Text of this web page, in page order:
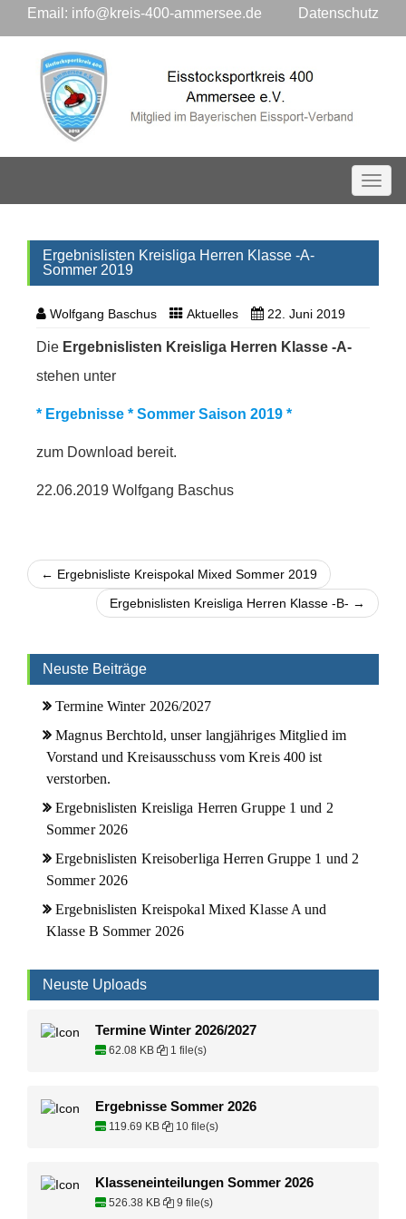
Email: info@kreis-400-ammersee.de Datenschutz
Ergebnislisten Kreisliga Herren Klasse -A-
Sommer 2019
Wolfgang Baschus Aktuelles 22. Juni 2019
Die Ergebnislisten Kreisliga Herren Klasse -A-
stehen unter
* Ergebnisse * Sommer Saison 2019 *
zum Download bereit.
22.06.2019 Wolfgang Baschus
← Ergebnisliste Kreispokal Mixed Sommer 2019
Ergebnislisten Kreisliga Herren Klasse -B- →
Neuste Beiträge
Termine Winter 2026/2027
Magnus Berchtold, unser langjähriges Mitglied im
Vorstand und Kreisausschuss vom Kreis 400 ist
verstorben.
Ergebnislisten Kreisliga Herren Gruppe 1 und 2
Sommer 2026
Ergebnislisten Kreisoberliga Herren Gruppe 1 und 2
Sommer 2026
Ergebnislisten Kreispokal Mixed Klasse A und
Klasse B Sommer 2026
Neuste Uploads
Termine Winter 2026/2027
62.08 KB 1 file(s)
Ergebnisse Sommer 2026
119.69 KB 10 file(s)
Klasseneinteilungen Sommer 2026
526.38 KB 9 file(s)